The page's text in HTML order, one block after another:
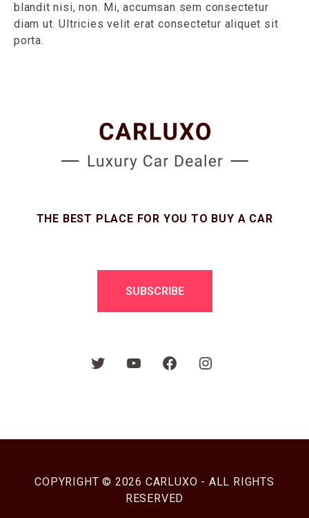
blandit nisi, non. Mi, accumsan sem consectetur
diam ut. Ultricies velit erat consectetur aliquet sit
porta.
THE BEST PLACE FOR YOU TO BUY A CAR
SUBSCRIBE
COPYRIGHT © 2026 CARLUXO - ALL RIGHTS
RESERVED